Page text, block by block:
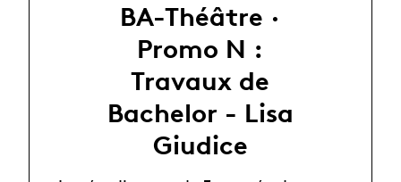
BA-Théâtre ·
Promo N :
Travaux de
Bachelor - Lisa
Giudice